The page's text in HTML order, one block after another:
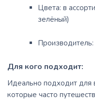
Цвета: в
зелёный)
Производитель:
Для кого подходит:
Идеально подходит для
которые часто